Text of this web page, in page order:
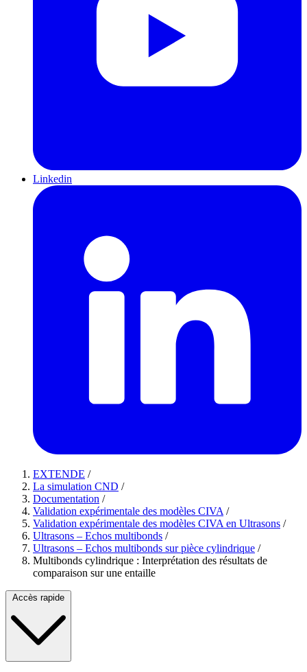
Linkedin
EXTENDE /
La simulation CND /
Documentation /
Validation expérimentale des modèles CIVA /
Validation expérimentale des modèles CIVA en Ultrasons /
Ultrasons – Echos multibonds /
Ultrasons – Echos multibonds sur pièce cylindrique /
Multibonds cylindrique : Interprétation des résultats de
comparaison sur une entaille
Accès rapide